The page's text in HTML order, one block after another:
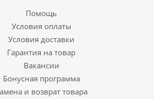
Помощь
Условия оплаты
Условия доставки
Гарантия на товар
Вакансии
Бонусная программа
и возврат товара